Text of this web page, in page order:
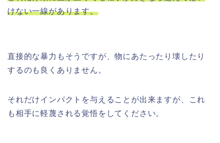
けない一線があります。
直接的な暴力もそうですが、物にあたったり壊したり
するのも良くありません。
それだけインパクトを与えることが出来ますが、これ
も相手に軽蔑される覚悟をしてください。